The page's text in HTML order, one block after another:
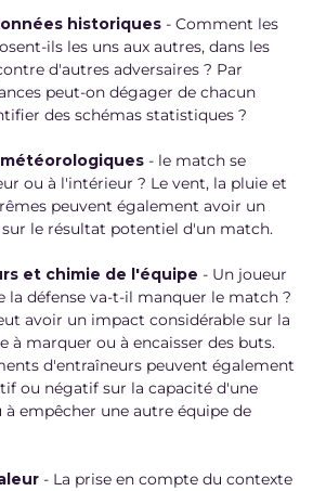
historiques - Comment les
ils les uns aux autres, dans les
d'autres adversaires ? Par
peut-on dégager de chacun
des schémas statistiques ?
- le match se
ou à l'intérieur ? Le vent, la pluie et
peuvent également avoir un
le résultat potentiel d'un match.
et chimie de l'équipe - Un joueur
la défense va-t-il manquer le match ?
avoir un impact considérable sur la
à marquer ou à encaisser des buts.
d'entraîneurs peuvent également
ou négatif sur la capacité d'une
empêcher une autre équipe de
- La prise en compte du contexte